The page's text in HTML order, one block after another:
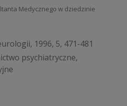
Medycznego w dziedzinie
1996, 5, 471-481
psychiatryczne,